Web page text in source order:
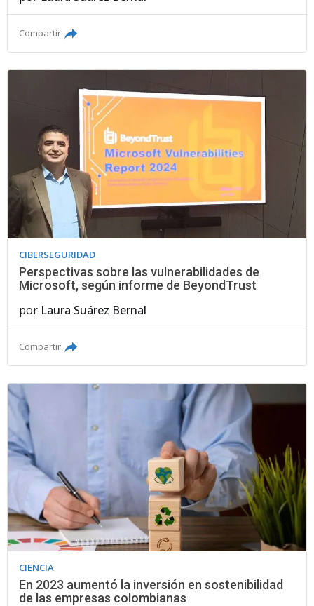
Compartir
CIBERSEGURIDAD
Perspectivas sobre las vulnerabilidades de
Microsoft, según informe de BeyondTrust
por Laura Suárez Bernal
Compartir
CIENCIA
En 2023 aumentó la inversión en sostenibilidad
de las empresas colombianas